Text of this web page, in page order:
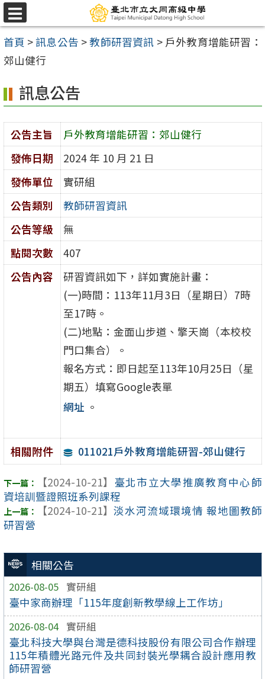
跳
至
主
要
容
區
選
單
首頁 >訊息公告 >教師研習資訊 > 戶外教育增能研習：
郊山健行
相關公告
2026-08-05 實研組
臺中家商辦理「115年度創新教學線上工作坊」
2026-08-04 實研組
臺北科技大學與台灣是德科技股份有限公司合作辦理
115年積體光路元件及共同封裝光學耦合設計應用教
師研習營
訊息公告
公告主旨
戶外教育增能研習：郊山健行
發佈日期
2024 年 10 月 21 日
發佈單位
實研組
公告類別
教師研習資訊
公告等級
無
點閱次數
407
公告內容
研習資訊如下，詳如實施計畫：
(一)時間：113年11月3日（星期日）7時
至17時。
(二)地點：金面山步道、擎天崗（本校校
門口集合）。
報名方式：即日起至113年10月25日（星
期五）填寫Google表單
網址 。
相關附件 011021戶外教育增能研習-郊山健行
【2024-10-21】 臺北市立大學推廣教育中心師
資培訓暨證照班系列課程
【2024-10-21】 淡水河流域環境情 報地圖教師
研習營